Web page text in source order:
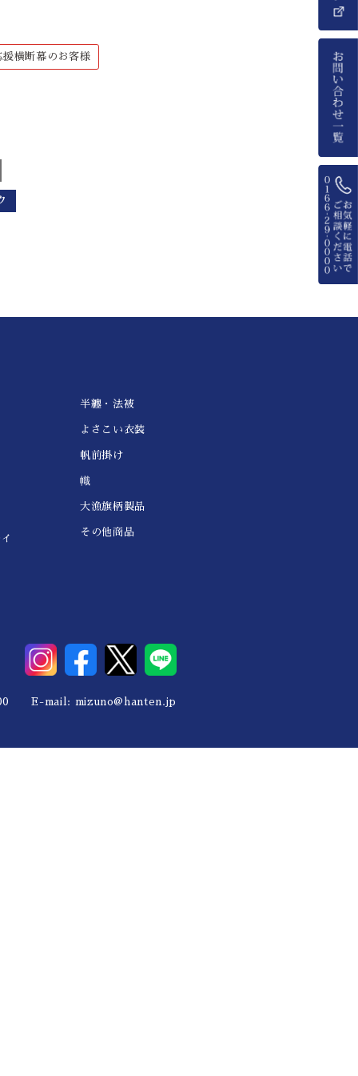
横断幕のお客様
半纏・法被
よさこい衣装
帆前掛け
幟
大漁旗柄製品
その他商品
E-mail: mizuno@hanten.jp